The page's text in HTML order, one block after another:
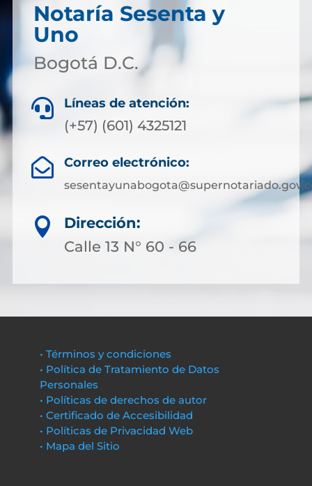
Notaría Sesenta y
Uno
Bogotá D.C.
 Líneas de atención:
(+57) (601) 4325121
 Correo electrónico:

Dirección:
Calle 13 N° 60 - 66
• Términos y condiciones
• Política de Tratamiento de Datos
Personales
• Políticas de derechos de autor
• Certificado de Accesibilidad
• Políticas de Privacidad Web
• Mapa del Sitio